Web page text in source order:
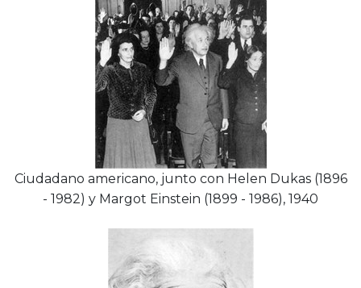
Ciudadano americano, junto con Helen Dukas (1896
- 1982) y Margot Einstein (1899 - 1986), 1940